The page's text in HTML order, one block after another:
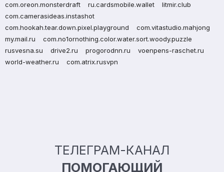
com.oreon.monsterdraft
ru.cardsmobile.wallet
litmir.club
com.camerasideas.instashot
com.hookah.tear.down.pixel.playground
com.vitastudio.mahjong
my.mail.ru
com.no1ornothing.color.water.sort.woody.puzzle
rusvesna.su
drive2.ru progorodnn.ru
voenpens-raschet.ru
world-weather.ru
com.atrix.rusvpn
ТЕЛЕГРАМ-КАНАЛ
ПОМОГАЮЩИЙ